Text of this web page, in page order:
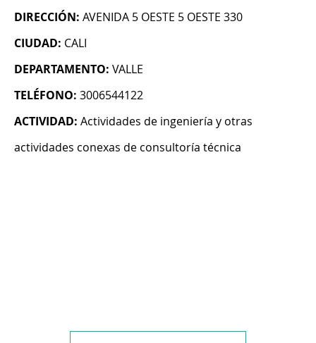
DIRECCIÓN: AVENIDA 5 OESTE 5 OESTE 330
CIUDAD: CALI
DEPARTAMENTO: VALLE
TELÉFONO: 3006544122
ACTIVIDAD: Actividades de ingeniería y otras
actividades conexas de consultoría técnica